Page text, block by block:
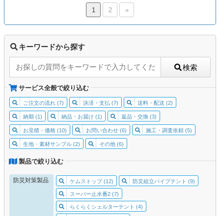
1 2 »
キーワードから探す
検索
サービス全般で絞り込む
ご注文の流れ (7) 決済・支払 (7) 送料・配送 (2)
納期 (1) 納品・お届け (1) 返品・交換 (3)
お見積・価格 (10) お問い合わせ (6) 施工・調査依頼 (5)
生地・素材サンプル (2) その他 (6)
製品で絞り込む
防災対策製品 ケムストップ (12) 防災組立パイプテント (9)
スーパー止水番2 (7)
らくらくシェルターテント (4)